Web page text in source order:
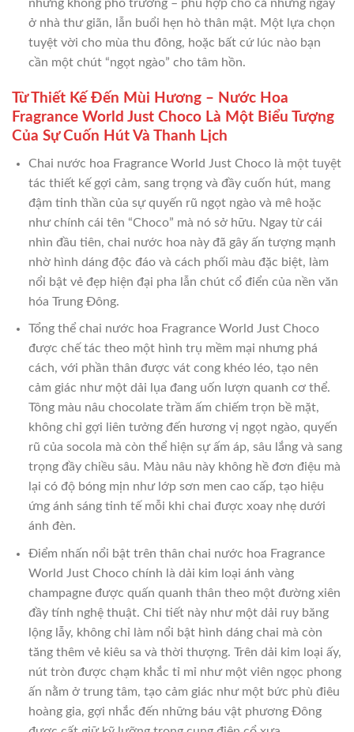
nhưng không phô trương – phù hợp cho cả những ngày
ở nhà thư giãn, lẫn buổi hẹn hò thân mật. Một lựa chọn
tuyệt vời cho mùa thu đông, hoặc bất cứ lúc nào bạn
cần một chút “ngọt ngào” cho tâm hồn.
Từ Thiết Kế Đến Mùi Hương – Nước Hoa
Fragrance World Just Choco Là Một Biểu Tượng
Của Sự Cuốn Hút Và Thanh Lịch
Chai nước hoa Fragrance World Just Choco là một tuyệt
tác thiết kế gợi cảm, sang trọng và đầy cuốn hút, mang
đậm tinh thần của sự quyến rũ ngọt ngào và mê hoặc
như chính cái tên “Choco” mà nó sở hữu. Ngay từ cái
nhìn đầu tiên, chai nước hoa này đã gây ấn tượng mạnh
nhờ hình dáng độc đáo và cách phối màu đặc biệt, làm
nổi bật vẻ đẹp hiện đại pha lẫn chút cổ điển của nền văn
hóa Trung Đông.
Tổng thể chai nước hoa Fragrance World Just Choco
được chế tác theo một hình trụ mềm mại nhưng phá
cách, với phần thân được vát cong khéo léo, tạo nên
cảm giác như một dải lụa đang uốn lượn quanh cơ thể.
Tông màu nâu chocolate trầm ấm chiếm trọn bề mặt,
không chỉ gợi liên tưởng đến hương vị ngọt ngào, quyến
rũ của socola mà còn thể hiện sự ấm áp, sâu lắng và sang
trọng đầy chiều sâu. Màu nâu này không hề đơn điệu mà
lại có độ bóng mịn như lớp sơn men cao cấp, tạo hiệu
ứng ánh sáng tinh tế mỗi khi chai được xoay nhẹ dưới
ánh đèn.
Điểm nhấn nổi bật trên thân chai nước hoa Fragrance
World Just Choco chính là dải kim loại ánh vàng
champagne được quấn quanh thân theo một đường xiên
đầy tính nghệ thuật. Chi tiết này như một dải ruy băng
lộng lẫy, không chỉ làm nổi bật hình dáng chai mà còn
tăng thêm vẻ kiêu sa và thời thượng. Trên dải kim loại ấy,
nút tròn được chạm khắc tỉ mỉ như một viên ngọc phong
ấn nằm ở trung tâm, tạo cảm giác như một bức phù điêu
hoàng gia, gợi nhắc đến những báu vật phương Đông